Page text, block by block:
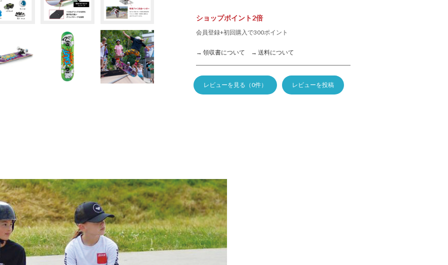
ショップポイント2倍
会員登録+初回購入で300ポイント
→ 領収書について → 送料について
レビューを見る（0件） レビューを投稿